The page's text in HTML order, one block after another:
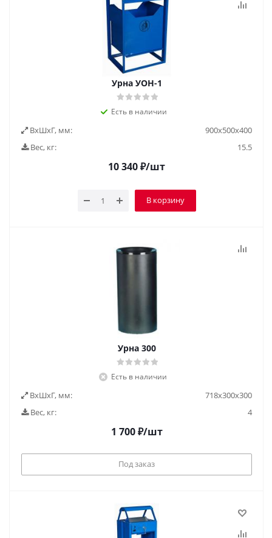
Урна УОН-1
Есть в наличии
ВxШxГ, мм:
900х500х400
Вес, кг:
15.5
10 340₽/шт
В корзину
Урна 300
Есть в наличии
ВxШxГ, мм:
718х300х300
Вес, кг:
4
1 700₽/шт
Под заказ